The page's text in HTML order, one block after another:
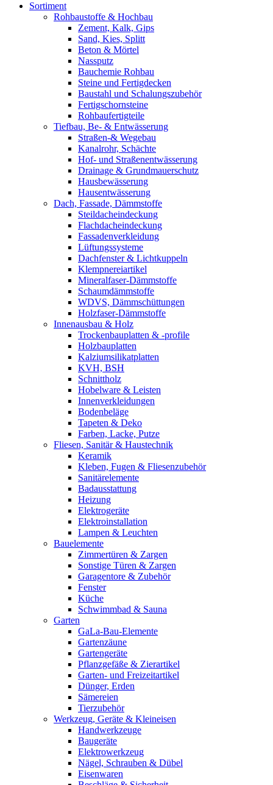
Sortiment
Rohbaustoffe & Hochbau
Zement, Kalk, Gips
Sand, Kies, Splitt
Beton & Mörtel
Nassputz
Bauchemie Rohbau
Steine und Fertigdecken
Baustahl und Schalungszubehör
Fertigschornsteine
Rohbaufertigteile
Tiefbau, Be- & Entwässerung
Straßen-& Wegebau
Kanalrohr, Schächte
Hof- und Straßenentwässerung
Drainage & Grundmauerschutz
Hausbewässerung
Hausentwässerung
Dach, Fassade, Dämmstoffe
Steildacheindeckung
Flachdacheindeckung
Fassadenverkleidung
Lüftungssysteme
Dachfenster & Lichtkuppeln
Klempnereiartikel
Mineralfaser-Dämmstoffe
Schaumdämmstoffe
WDVS, Dämmschüttungen
Holzfaser-Dämmstoffe
Innenausbau & Holz
Trockenbauplatten & -profile
Holzbauplatten
Kalziumsilikatplatten
KVH, BSH
Schnittholz
Hobelware & Leisten
Innenverkleidungen
Bodenbeläge
Tapeten & Deko
Farben, Lacke, Putze
Fliesen, Sanitär & Haustechnik
Keramik
Kleben, Fugen & Fliesenzubehör
Sanitärelemente
Badausstattung
Heizung
Elektrogeräte
Elektroinstallation
Lampen & Leuchten
Bauelemente
Zimmertüren & Zargen
Sonstige Türen & Zargen
Garagentore & Zubehör
Fenster
Küche
Schwimmbad & Sauna
Garten
GaLa-Bau-Elemente
Gartenzäune
Gartengeräte
Pflanzgefäße & Zierartikel
Garten- und Freizeitartikel
Dünger, Erden
Sämereien
Tierzubehör
Werkzeug, Geräte & Kleineisen
Handwerkzeuge
Baugeräte
Elektrowerkzeug
Nägel, Schrauben & Dübel
Eisenwaren